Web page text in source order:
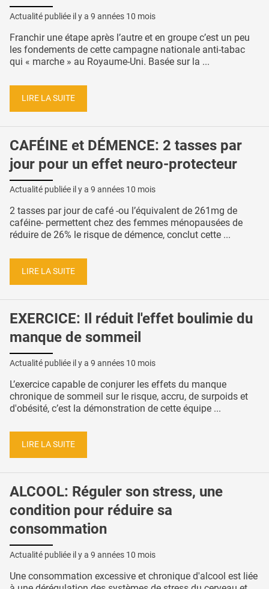
Actualité publiée il y a 9 années 10 mois
Franchir une étape après l’autre et en groupe c’est un peu
les fondements de cette campagne nationale anti-tabac
qui « marche » au Royaume-Uni. Basée sur la ...
LIRE LA SUITE
CAFÉINE et DÉMENCE: 2 tasses par
jour pour un effet neuro-protecteur
Actualité publiée il y a 9 années 10 mois
2 tasses par jour de café -ou l’équivalent de 261mg de
caféine- permettent chez des femmes ménopausées de
réduire de 26% le risque de démence, conclut cette ...
LIRE LA SUITE
EXERCICE: Il réduit l'effet boulimie du
manque de sommeil
Actualité publiée il y a 9 années 10 mois
L’exercice capable de conjurer les effets du manque
chronique de sommeil sur le risque, accru, de surpoids et
d'obésité, c’est la démonstration de cette équipe ...
LIRE LA SUITE
ALCOOL: Réguler son stress, une
condition pour réduire sa
consommation
Actualité publiée il y a 9 années 10 mois
Une consommation excessive et chronique d'alcool est liée